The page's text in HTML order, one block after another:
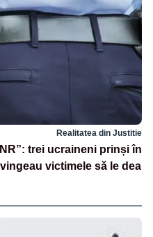
Realitatea din Justitie
trei ucraineni prinși în
victimele să le dea